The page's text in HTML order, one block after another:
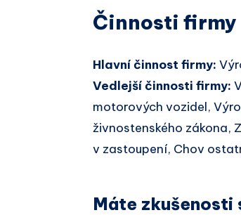
Činnosti firmy
Hlavní činnost firmy:
Vedlejší činnosti firmy:
motorových vozidel,
živnostenského zákona,
v zastoupení, Chov
Máte zkušenosti